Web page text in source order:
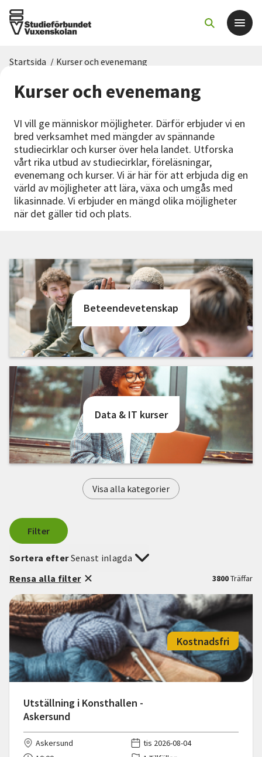
Sök kurser och evenemang
Om SV
Starta studiecirkel
Nyheter
Avdelningar
Lyssna
Startsida / Kurser och evenemang
Kurser och evenemang
VI vill ge människor möjligheter. Därför erbjuder vi en
bred verksamhet med mängder av spännande
studiecirklar och kurser över hela landet. Utforska
vårt rika utbud av studiecirklar, föreläsningar,
evenemang och kurser. Vi är här för att erbjuda dig en
värld av möjligheter att lära, växa och umgås med
likasinnade. Vi erbjuder en mängd olika möjligheter
när det gäller tid och plats.
Beteendevetenskap
Data & IT kurser
Visa alla kategorier
Filter
3800Träffar
Sortera efterSenast inlagda
Rensa alla filter
Utställning i Konsthallen -
Askersund
Kostnadsfri
Askersund
tis 2026-08-04